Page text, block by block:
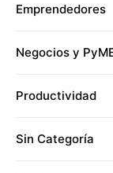
Emprendedores
Negocios y
Productividad
Sin Categoría